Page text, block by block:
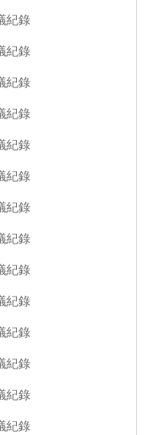
紀錄
紀錄
紀錄
紀錄
紀錄
紀錄
紀錄
紀錄
紀錄
紀錄
紀錄
紀錄
紀錄
紀錄